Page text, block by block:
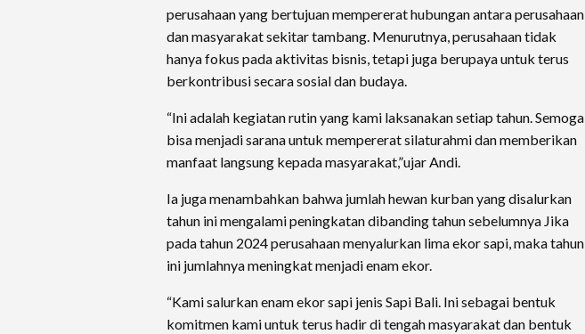
perusahaan yang bertujuan mempererat hubungan antara perusahaan
dan masyarakat sekitar tambang. Menurutnya, perusahaan tidak
hanya fokus pada aktivitas bisnis, tetapi juga berupaya untuk terus
berkontribusi secara sosial dan budaya.
“Ini adalah kegiatan rutin yang kami laksanakan setiap tahun. Semoga
bisa menjadi sarana untuk mempererat silaturahmi dan memberikan
manfaat langsung kepada masyarakat,”ujar Andi.
Ia juga menambahkan bahwa jumlah hewan kurban yang disalurkan
tahun ini mengalami peningkatan dibanding tahun sebelumnya Jika
pada tahun 2024 perusahaan menyalurkan lima ekor sapi, maka tahun
ini jumlahnya meningkat menjadi enam ekor.
“Kami salurkan enam ekor sapi jenis Sapi Bali. Ini sebagai bentuk
komitmen kami untuk terus hadir di tengah masyarakat dan bentuk